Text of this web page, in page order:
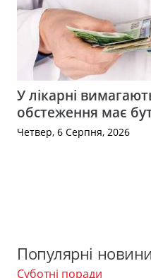
У лікарні
обстеження має
Четвер, 6 Серпня, 2026
Популярні новини
Суботні поради